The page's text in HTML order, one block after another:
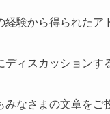
経験から得られたア
ィスカッションす
みなさまの文章をご